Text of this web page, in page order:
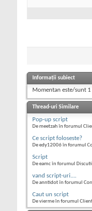
Informații subiect
Momentan este/sunt
Thread-uri Similare
Pop-up script
De meetzah în forumul
Ce script foloseste?
De edy12006 în forumul
Script
De eamc în forumul
vand script-uri....
De anntidot în forumul
Caut un script
De vierme în forumul